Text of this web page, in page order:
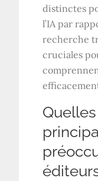
distinctes
l’IA par
recherche
cruciales